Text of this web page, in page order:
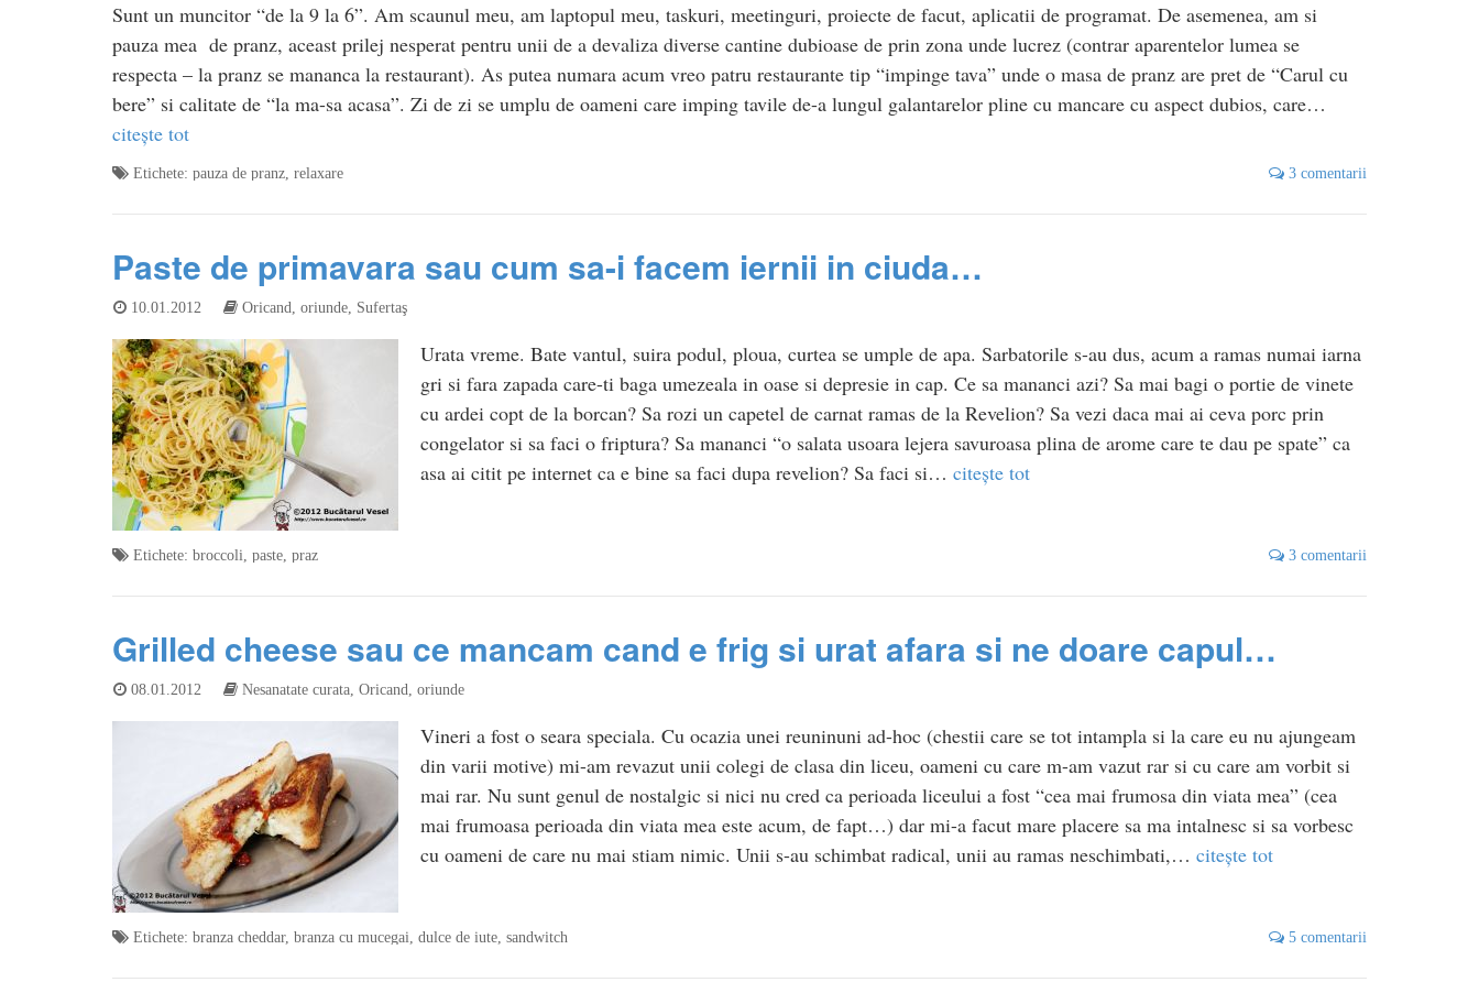
Sunt un muncitor “de la 9 la 6”. Am scaunul meu, am laptopul meu, taskuri, meetinguri, proiecte de facut, aplicatii de programat. De asemenea, am si
pauza mea de pranz, aceast prilej nesperat pentru unii de a devaliza diverse cantine dubioase de prin zona unde lucrez (contrar aparentelor lumea se
respecta – la pranz se mananca la restaurant). As putea numara acum vreo patru restaurante tip “impinge tava” unde o masa de pranz are pret de “Carul cu
bere” si calitate de “la ma-sa acasa”. Zi de zi se umplu de oameni care imping tavile de-a lungul galantarelor pline cu mancare cu aspect dubios, care…
citește tot
Etichete: pauza de pranz relaxare 3 comentarii
Paste de primavara sau cum sa-i facem iernii in ciuda…
10.01.2012 Oricand, oriunde Sufertaş
Urata vreme. Bate vantul, suira podul, ploua, curtea se umple de apa. Sarbatorile s-au dus, acum a ramas numai iarna
gri si fara zapada care-ti baga umezeala in oase si depresie in cap. Ce sa mananci azi? Sa mai bagi o portie de vinete
cu ardei copt de la borcan? Sa rozi un capetel de carnat ramas de la Revelion? Sa vezi daca mai ai ceva porc prin
congelator si sa faci o friptura? Sa mananci “o salata usoara lejera savuroasa plina de arome care te dau pe spate” ca
asa ai citit pe internet ca e bine sa faci dupa revelion? Sa faci si… citește tot
Etichete: broccoli paste praz 3 comentarii
Grilled cheese sau ce mancam cand e frig si urat afara si ne doare capul…
08.01.2012 Nesanatate curata Oricand, oriunde
Vineri a fost o seara speciala. Cu ocazia unei reuninuni ad-hoc (chestii care se tot intampla si la care eu nu ajungeam
din varii motive) mi-am revazut unii colegi de clasa din liceu, oameni cu care m-am vazut rar si cu care am vorbit si
mai rar. Nu sunt genul de nostalgic si nici nu cred ca perioada liceului a fost “cea mai frumosa din viata mea” (cea
mai frumoasa perioada din viata mea este acum, de fapt…) dar mi-a facut mare placere sa ma intalnesc si sa vorbesc
cu oameni de care nu mai stiam nimic. Unii s-au schimbat radical, unii au ramas neschimbati,… citește tot
Etichete: branza cheddar, branza cu mucegai dulce de iute sandwitch 5 comentarii